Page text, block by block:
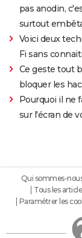
pas anodin,
surtout
Voici deux
Fi sans
Ce geste tout
bloquer les
Pourquoi il ne
sur l'écran de
Qui sommes-
Tous les
Paramétrer les